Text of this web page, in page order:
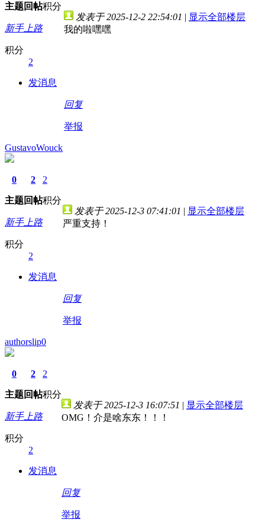
主题回帖积分
新手上路
积分
2
发消息
发表于 2025-12-2 22:54:01 | 显示全部楼层
我的啦嘿嘿
回复
举报
GustavoWouck
0
主题
2
回帖
2
积分
新手上路
积分
2
发消息
发表于 2025-12-3 07:41:01 | 显示全部楼层
严重支持！
回复
举报
authorslip0
0
主题
2
回帖
2
积分
新手上路
积分
2
发消息
发表于 2025-12-3 16:07:51 | 显示全部楼层
OMG！介是啥东东！！！
回复
举报